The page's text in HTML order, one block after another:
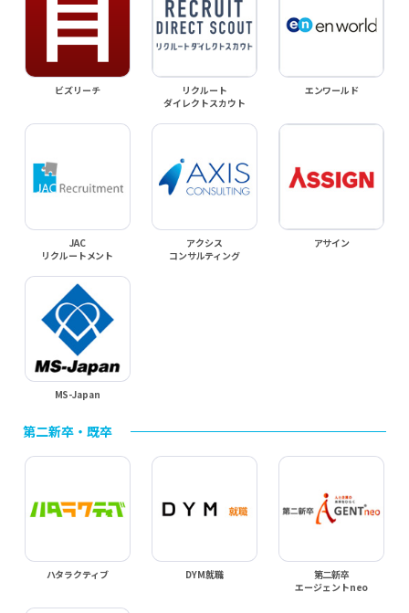
ビズリーチ
リクルート
ダイレクトスカウト
エンワールド
JAC
リクルートメント
アクシス
コンサルティング
アサイン
MS-Japan
第二新卒・既卒
ハタラクティブ DYM就職
第二新卒
エージェントneo